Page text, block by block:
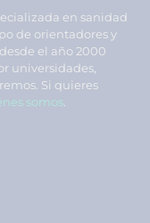
en sanidad
de orientadores y
el año 2000
universidades,
Si quieres
somos